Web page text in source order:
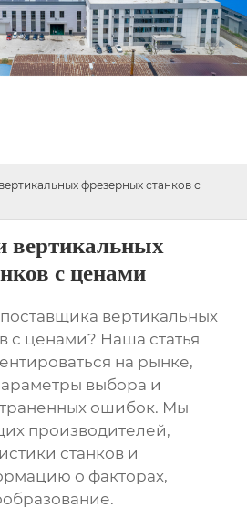
фрезерных станков с
вертикальных
с ценами
вертикальных
с ценами? Наша статья
на рынке,
выбора и
ошибок. Мы
производителей,
станков и
о факторах,